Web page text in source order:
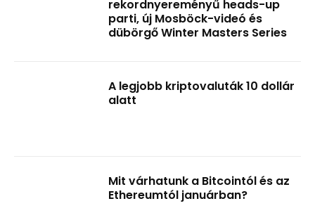
rekordnyereményű heads-up
parti, új Mosböck-videó és
dübörgő Winter Masters Series
A legjobb kriptovaluták 10 dollár
alatt
Mit várhatunk a Bitcointól és az
Ethereumtól januárban?